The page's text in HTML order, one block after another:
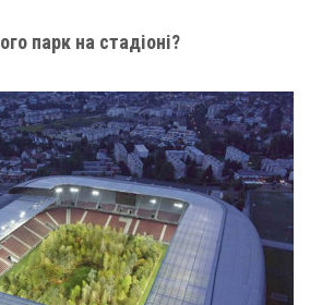
парк на стадіоні?